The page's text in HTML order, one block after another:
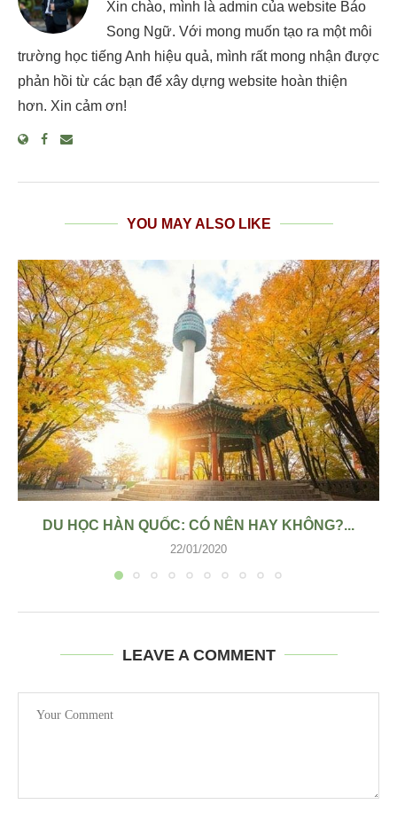
Xin chào, mình là admin của website Báo
Song Ngữ. Với mong muốn tạo ra một môi
trường học tiếng Anh hiệu quả, mình rất mong nhận được
phản hồi từ các bạn để xây dựng website hoàn thiện
hơn. Xin cảm ơn!
YOU MAY ALSO LIKE
DU HỌC HÀN QUỐC: CÓ NÊN HAY KHÔNG?...
22/01/2020
LEAVE A COMMENT